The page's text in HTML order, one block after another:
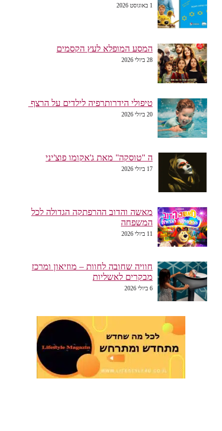
1 באוגוסט 2026
המסע המופלא לעץ הקסמים
28 ביולי 2026
טיפולי הידרותרפיה לילדים על הרצף
20 ביולי 2026
ה "טוסקה" מאת ג'אקומו פוצ'יני
17 ביולי 2026
מאשה והדוב ההרפתקה הגדולה לכל
המשפחה
11 ביולי 2026
חוויה שחובה לחוות – מוזיאון ומרכז
מבקרים לאשליות
6 ביולי 2026